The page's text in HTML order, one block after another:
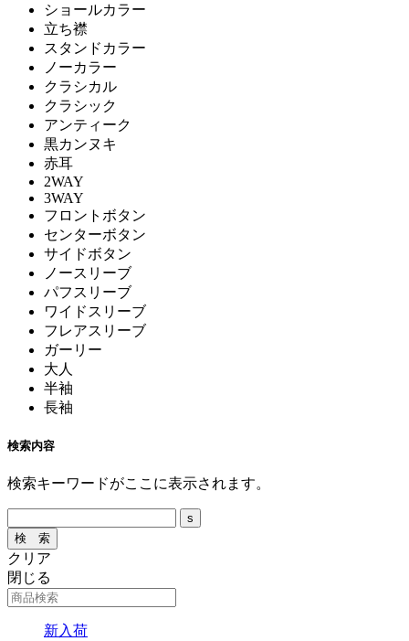
ショールカラー
立ち襟
スタンドカラー
ノーカラー
クラシカル
クラシック
アンティーク
黒カンヌキ
赤耳
2WAY
3WAY
フロントボタン
センターボタン
サイドボタン
ノースリーブ
パフスリーブ
ワイドスリーブ
フレアスリーブ
ガーリー
大人
半袖
長袖
検索内容
検索キーワードがここに表示されます。
クリア
閉じる
新入荷